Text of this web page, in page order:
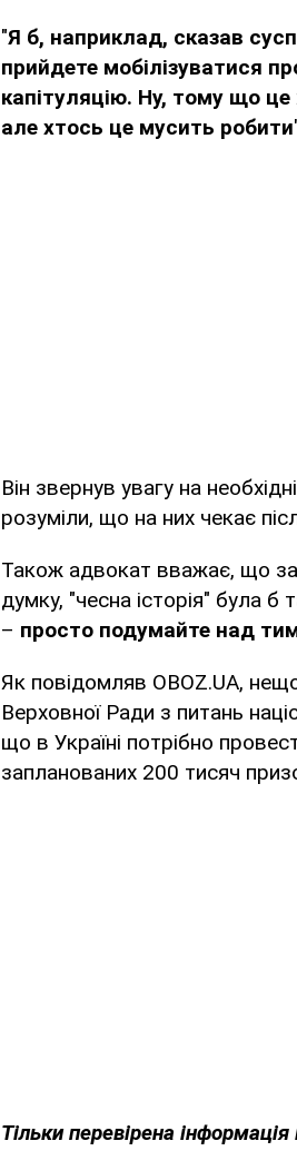
"Я б, наприклад, сказав
прийдете мобілізуватися
капітуляцію. Ну, тому що
але хтось це мусить робити
Він звернув увагу на
розуміли, що на них чекає
Також адвокат вважає, що
думку, "чесна історія" була
– просто подумайте над
Як повідомляв OBOZ.UA,
Верховної Ради з питань
що в Україні потрібно
запланованих 200 тисяч
Тільки перевірена